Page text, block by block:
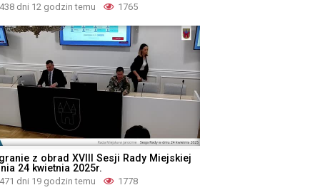
438 dni 12 godzin temu 1765
z obrad XVIII Sesji Rady Miejskiej
24 kwietnia 2025r.
471 dni 19 godzin temu 1778